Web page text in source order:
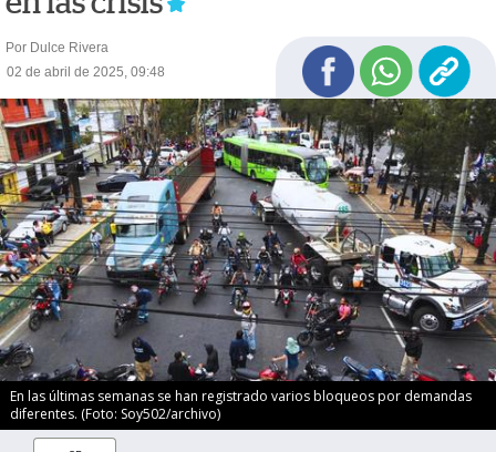
Por Dulce Rivera
02 de abril de 2025, 09:48
En las últimas semanas se han registrado varios bloqueos por demandas
diferentes. (Foto: Soy502/archivo)